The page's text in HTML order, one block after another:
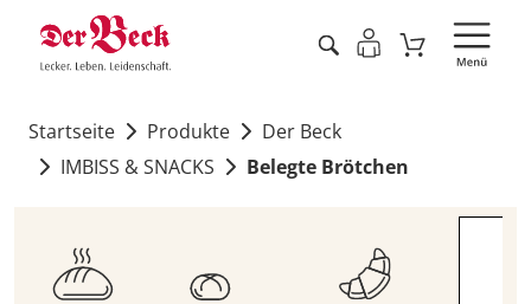
Startseite Produkte
Der Beck
IMBISS & SNACKS
Belegte Brötchen